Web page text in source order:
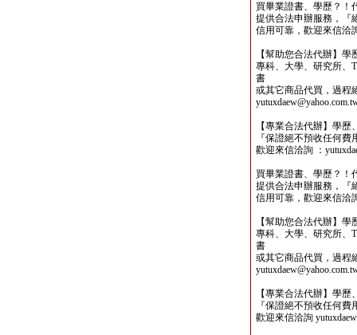
買畢業證書、學歷？！
提供合法申辦服務，『
信用可靠，歡迎來信洽
【幫助您合法代辦】
專科、大學、研究所、
書
或其它商品代買，過程
【專業合法代辦】學
『保證絕不預收任何
歡迎來信洽詢 ：
買畢業證書、學歷？！
提供合法申辦服務，『
信用可靠，歡迎來信洽
【幫助您合法代辦】
專科、大學、研究所、
書
或其它商品代買，過程
【專業合法代辦】學
『保證絕不預收任何
歡迎來信洽詢